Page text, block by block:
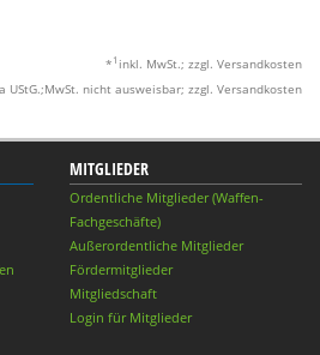
* 1 inkl. MwSt.; zzgl. Versandkosten
nicht ausweisbar; zzgl. Versandkosten
MITGLIEDER
Ordentliche Mitglieder (Waffen-
Fachgeschäfte)
Außerordentliche Mitglieder
Fördermitglieder
Mitgliedschaft
Login für Mitglieder